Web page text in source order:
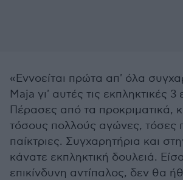
«Εννοείται πρώτα απ' όλα
Maja γι' αυτές τις εκπληκτικές
Πέρασες από τα προκριματικά,
τόσους πολλούς αγώνες, τόσες
παίκτριες. Συγχαρητήρια και
κάνατε εκπληκτική δουλειά.
επικίνδυνη αντίπαλος, δεν θα